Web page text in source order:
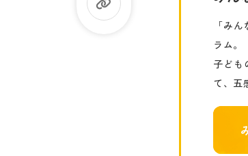
「み
ラム。
子ども
て、五